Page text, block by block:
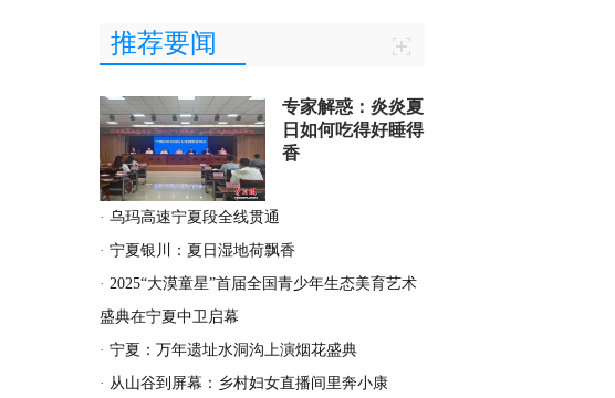
推荐要闻
专家解惑：炎炎夏
日如何吃得好睡得
香
· 乌玛高速宁夏段全线贯通
· 宁夏银川：夏日湿地荷飘香
· 2025“大漠童星”首届全国青少年生态美育艺术
盛典在宁夏中卫启幕
· 宁夏：万年遗址水洞沟上演烟花盛典
· 从山谷到屏幕：乡村妇女直播间里奔小康